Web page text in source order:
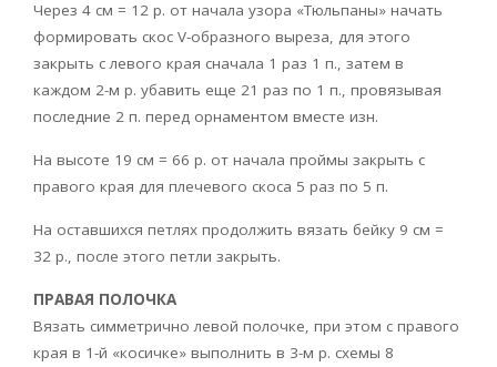
Через 4 cм = 12 р. от начала узора «Тюльпаны» начать
формировать скос V-образного выреза, для этого
закрыть с левого края сначала 1 раз 1 п., затем в
каждом 2-м р. убавить еще 21 раз по 1 п., провязывая
последние 2 п. перед орнаментом вместе изн.
На высоте 19 cм = 66 р. от начала проймы закрыть с
правого края для плечевого скоса 5 раз по 5 п.
На оставшихся петлях продолжить вязать бейку 9 cм =
32 р., после этого петли закрыть.
ПРАВАЯ ПОЛОЧКА
Вязать симметрично левой полочке, при этом с правого
края в 1-й «косичке» выполнить в 3-м р. схемы 8